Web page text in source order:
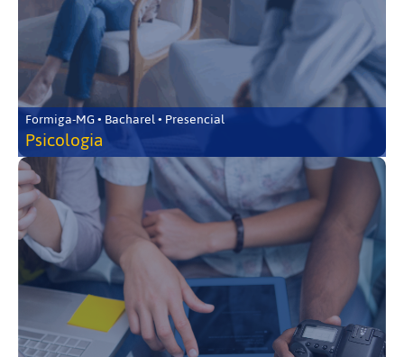
Formiga-MG • Bacharel • Presencial
Psicologia